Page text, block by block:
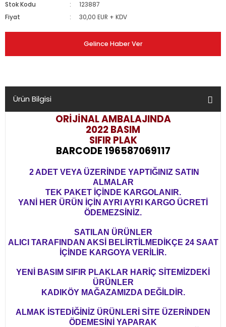
Stok Kodu
123887
Fiyat
30,00 EUR + KDV
Gelince Haber Ver
Ürün Bilgisi
ORİJİNAL AMBALAJINDA
2022 BASIM
SIFIR PLAK
BARCODE 196587069117
2 ADET VEYA ÜZERİNDE YAPTIĞINIZ SATIN
ALMALAR
TEK PAKET İÇİNDE KARGOLANIR.
YANİ HER ÜRÜN İÇİN AYRI AYRI KARGO ÜCRETİ
ÖDEMEZSİNİZ.
SATILAN ÜRÜNLER
ALICI TARAFINDAN AKSİ BELİRTİLMEDİKÇE 24 SAAT
İÇİNDE KARGOYA VERİLİR.
YENİ BASIM SIFIR PLAKLAR HARİÇ SİTEMİZDEKİ
ÜRÜNLER
KADIKÖY MAĞAZAMIZDA DEĞİLDİR.
ALMAK İSTEDİĞİNİZ ÜRÜNLERİ SİTE ÜZERİNDEN
ÖDEMESİNİ YAPARAK